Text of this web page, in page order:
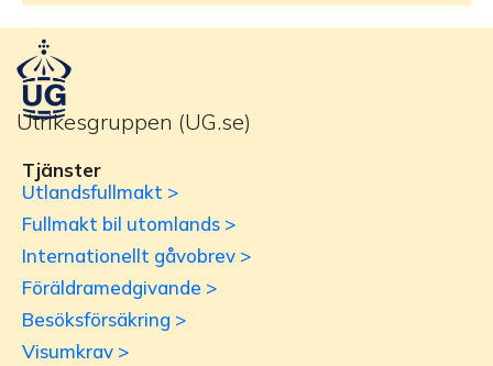
Utrikesgruppen (UG.se)
Tjänster
Utlandsfullmakt >
Fullmakt bil utomlands >
Internationellt gåvobrev >
Föräldramedgivande >
Besöksförsäkring >
Visumkrav >